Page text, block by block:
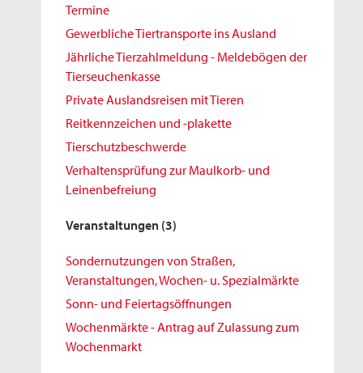
Termine
Gewerbliche Tiertransporte ins Ausland
Jährliche Tierzahlmeldung - Meldebögen der
Tierseuchenkasse
Private Auslandsreisen mit Tieren
Reitkennzeichen und -plakette
Tierschutzbeschwerde
Verhaltensprüfung zur Maulkorb- und
Leinenbefreiung
Veranstaltungen (3)
Sondernutzungen von Straßen,
Veranstaltungen, Wochen- u. Spezialmärkte
Sonn- und Feiertagsöffnungen
Wochenmärkte - Antrag auf Zulassung zum
Wochenmarkt